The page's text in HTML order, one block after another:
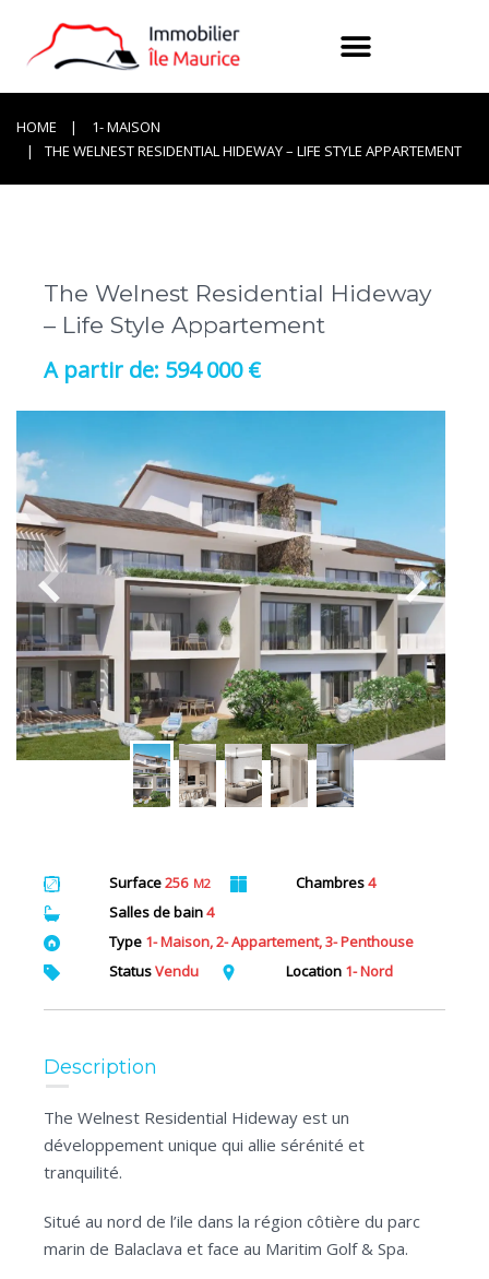
HOME
1- MAISON
THE WELNEST RESIDENTIAL HIDEWAY – LIFE STYLE APPARTEMENT
The Welnest Residential Hideway
– Life Style Appartement
594 000 €
Surface256 M2 Chambres4
Salles de bain4
Type 1- Maison, 2- Appartement, 3- Penthouse
StatusVendu Location 1- Nord
Description
The Welnest Residential Hideway est un
développement unique qui allie sérénité et
tranquilité.
Situé au nord de l’ile dans la région côtière du parc
marin de Balaclava et face au Maritim Golf & Spa.